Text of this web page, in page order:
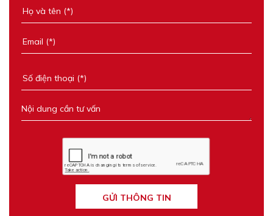
GỬI THÔNG TIN